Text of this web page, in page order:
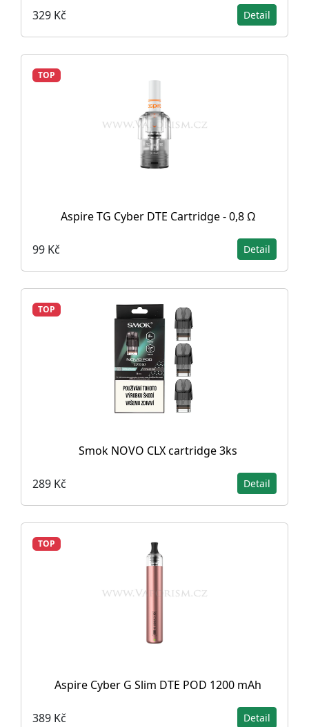
329 Kč Detail
TOP
Aspire TG Cyber DTE Cartridge - 0,8 Ω
99 Kč Detail
TOP
Smok NOVO CLX cartridge 3ks
289 Kč Detail
TOP
Aspire Cyber G Slim DTE POD 1200 mAh
389 Kč Detail